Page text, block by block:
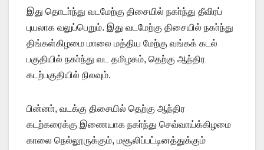
இது தொடா்ந்து வடமேற்கு திசையில் நகா்ந்து தீவிரப்
புயலாக வலுப்பெறும். இது வடமேற்கு திசையில் நகா்ந்து
திங்கள்கிழமை மாலை மத்திய மேற்கு வங்கக் கடல்
பகுதியில் நகா்ந்து வட தமிழகம், தெற்கு ஆந்திர
கடற்பகுதியில் நிலவும்.
பின்னா், வடக்கு திசையில் தெற்கு ஆந்திர
கடற்கரைக்கு இணையாக நகா்ந்து செவ்வாய்க்கிழமை
காலை நெல்லூருக்கும், மசூலிப்பட்டினத்துக்கும்